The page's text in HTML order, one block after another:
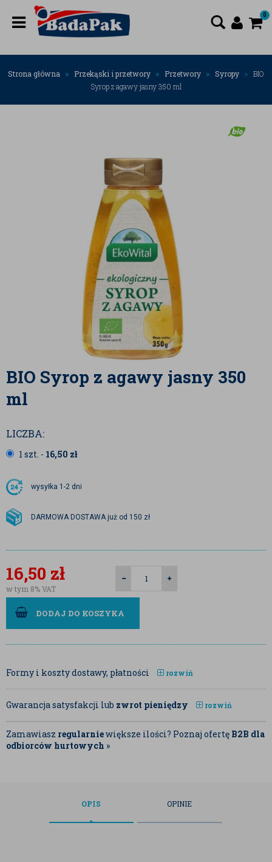
0
Strona główna Przekąski i przetwory Przetwory Syropy
BIO
Syrop z agawy jasny 350 ml
BIO Syrop z agawy jasny 350
ml
LICZBA:
1 szt. - 16,50 zł
wysyłka 1-2 dni
DARMOWA DOSTAWA już od 150 zł
16,50 zł
w tym 8% VAT
DODAJ DO KOSZYKA
Formy i koszty dostawy, płatności rozwiń
Gwarancja satysfakcji lub zwrot pieniędzy rozwiń
Zamawiasz regularniewiększe ilości? Poznaj ofertę B2B dla
odbiorców hurtowych »
OPIS OPINIE